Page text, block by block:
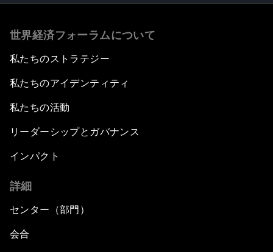
世界経済フォーラムについて
私たちのストラテジー
私たちのアイデンティティ
私たちの活動
リーダーシップとガバナンス
インパクト
詳細
センター（部門）
会合